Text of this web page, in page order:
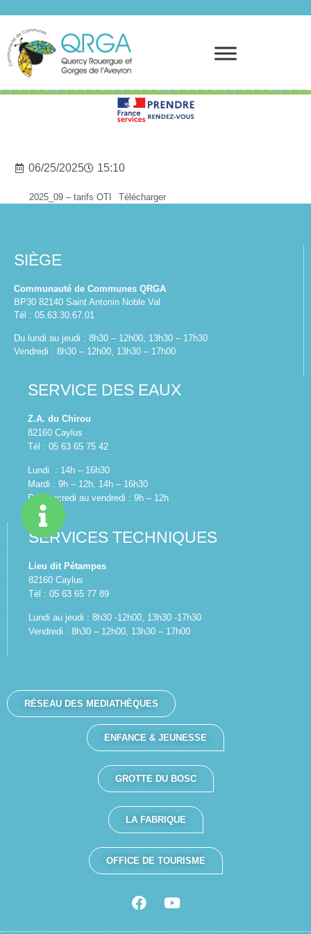
06/25/2025 15:10
2025_09 – tarifs OTI Télécharger
SIÈGE
Communauté de Communes QRGA
BP30 82140 Saint Antonin Noble Val
Tél : 05.63.30.67.01
Du lundi au jeudi : 8h30 – 12h00, 13h30 – 17h30
Vendredi : 8h30 – 12h00, 13h30 – 17h00
SERVICE DES EAUX
Z.A. du Chirou
82160 Caylus
Tél : 05 63 65 75 42
Lundi : 14h – 16h30
Mardi : 9h – 12h, 14h – 16h30
Du mercredi au vendredi : 9h – 12h
SERVICES TECHNIQUES
Lieu dit Pétampes
82160 Caylus
Tél : 05 63 65 77 89
Lundi au jeudi : 8h30 -12h00, 13h30 -17h30
Vendredi : 8h30 – 12h00, 13h30 – 17h00
RÉSEAU DES MEDIATHÈQUES
ENFANCE & JEUNESSE
GROTTE DU BOSC
LA FABRIQUE
OFFICE DE TOURISME